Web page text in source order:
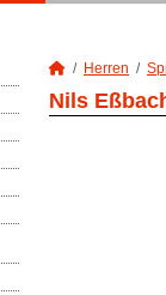
Herren
Nils